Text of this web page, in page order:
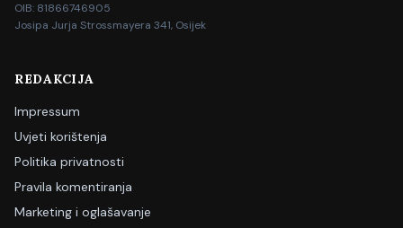
OIB: 81866746905
Josipa Jurja Strossmayera 341, Osijek
REDAKCIJA
Impressum
Uvjeti korištenja
Politika privatnosti
Pravila komentiranja
Marketing i oglašavanje